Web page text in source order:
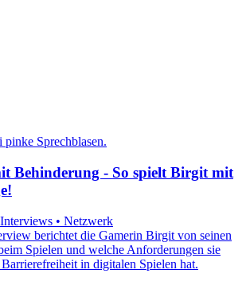
Behinderung - So spielt Birgit mit
• Netzwerk
berichtet die Gamerin Birgit von seinen
Spielen und welche Anforderungen sie
in digitalen Spielen hat.